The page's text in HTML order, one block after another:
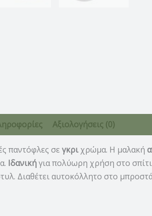
Αξιολογήσεις (0)
παντόφλες σε γκριχρώμα. Η μαλακή
Ιδανικήγια πολύωρη χρήση στο
Διαθέτει αυτοκόλλητο στο